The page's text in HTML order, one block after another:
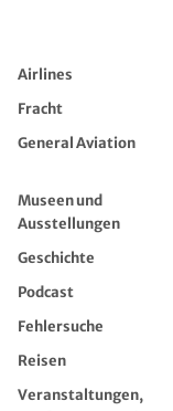
Airlines
Fracht
General Aviation
Museen und
Ausstellungen
Geschichte
Podcast
Fehlersuche
Reisen
Veranstaltungen,